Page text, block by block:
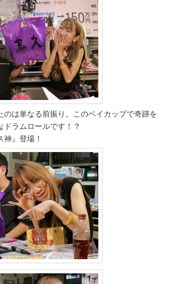
のは単なる前振り。このベイカップで奇跡を
ドラムロールです！？
』登場！